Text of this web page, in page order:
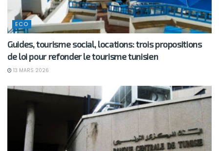
ECO
Guides, tourisme social, locations: trois propositions
de loi pour refonder le tourisme tunisien
13 MARS 2026